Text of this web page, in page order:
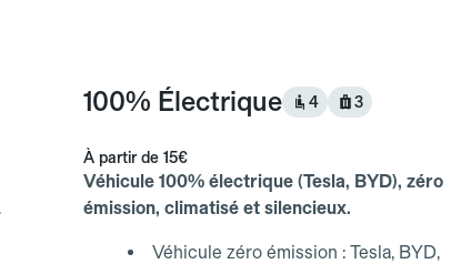
100% Électrique 4 3
À partir de 15€
Véhicule 100% électrique (Tesla, BYD), zéro
émission, climatisé et silencieux.
Véhicule zéro émission : Tesla, BYD,